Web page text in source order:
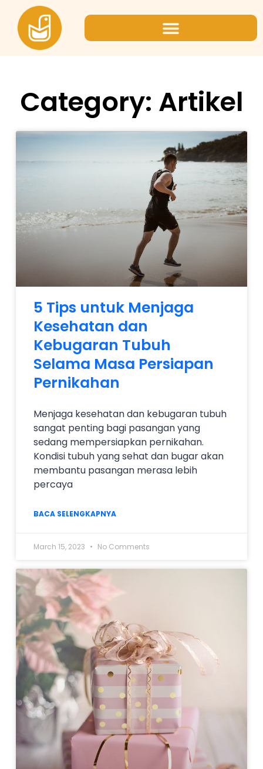
Category: Artikel
5 Tips untuk Menjaga
Kesehatan dan
Kebugaran Tubuh
Selama Masa Persiapan
Pernikahan
Menjaga kesehatan dan kebugaran tubuh
sangat penting bagi pasangan yang
sedang mempersiapkan pernikahan.
Kondisi tubuh yang sehat dan bugar akan
membantu pasangan merasa lebih
percaya
BACA SELENGKAPNYA
March 15, 2023 No Comments